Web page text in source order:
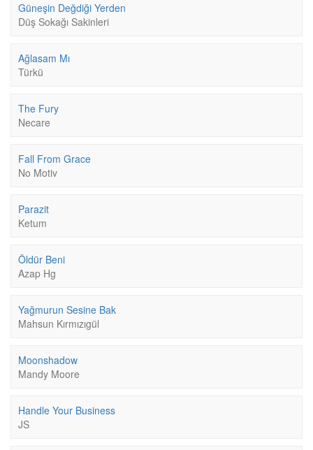
Güneşin Değdiği Yerden
Düş Sokağı Sakinleri
Ağlasam Mı
Türkü
The Fury
Necare
Fall From Grace
No Motiv
Parazit
Ketum
Öldür Beni
Azap Hg
Yağmurun Sesine Bak
Mahsun Kırmızıgül
Moonshadow
Mandy Moore
Handle Your Business
JS